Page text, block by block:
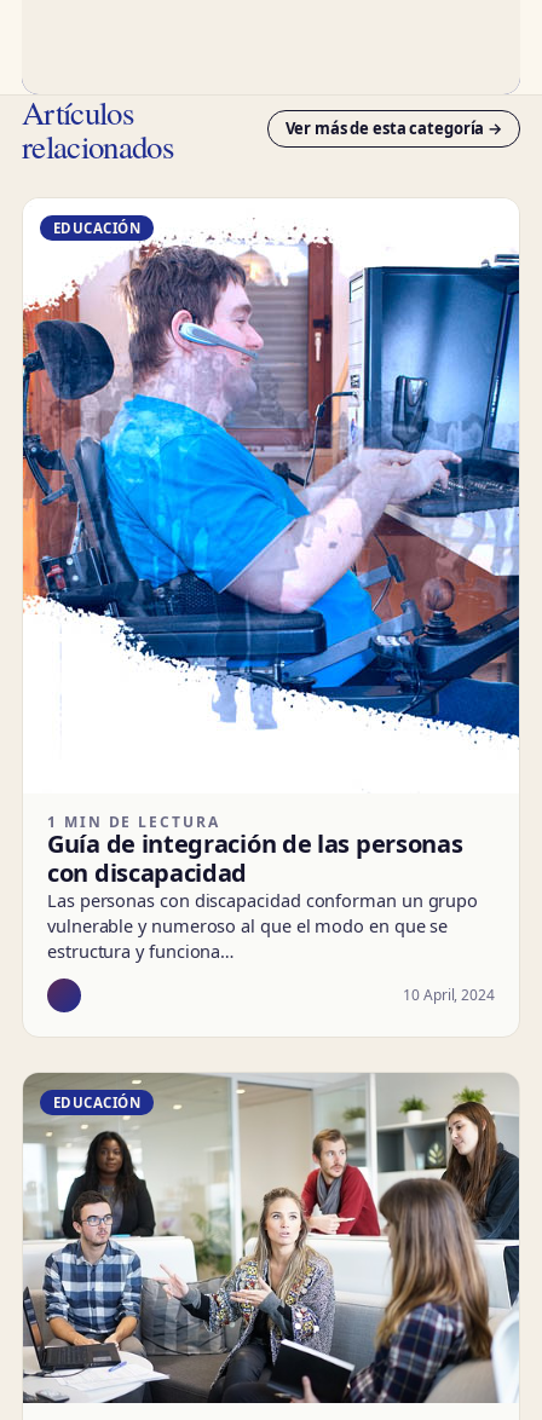
Artículos
relacionados Ver más de esta categoría →
EDUCACIÓN
1 MIN DE LECTURA
Guía de integración de las personas
con discapacidad
Las personas con discapacidad conforman un grupo
vulnerable y numeroso al que el modo en que se
estructura y funciona…
10 April, 2024
EDUCACIÓN